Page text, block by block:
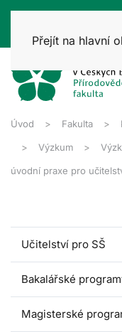
Přejít na hlavní
Úvod Fakulta
Výzkum
úvodní praxe pro
Učitelství pro SŠ
Bakalářské
Magisterské